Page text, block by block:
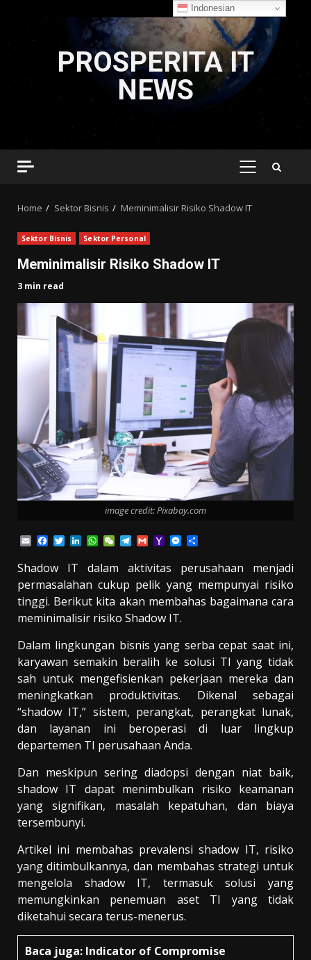
PROSPERITA IT
NEWS
PRIMARY
Home Sektor Bisnis Meminimalisir Risiko Shadow IT
Sektor Bisnis Sektor Personal
Meminimalisir Risiko Shadow IT
3 min read
image credit: Pixabay.com
EmailFacebook
TwitterLinkedIn
WhatsApp
WeChatTelegram
GmailYahooMessenger
Shadow IT dalam aktivitas perusahaan menjadi
permasalahan cukup pelik yang mempunyai risiko
tinggi. Berikut kita akan membahas bagaimana cara
meminimalisir risiko Shadow IT.
Dalam lingkungan bisnis yang serba cepat saat ini,
karyawan semakin beralih ke solusi TI yang tidak
sah untuk mengefisienkan pekerjaan mereka dan
meningkatkan produktivitas. Dikenal sebagai
“shadow IT,” sistem, perangkat, perangkat lunak,
dan layanan ini beroperasi di luar lingkup
departemen TI perusahaan Anda.
Dan meskipun sering diadopsi dengan niat baik,
shadow IT dapat menimbulkan risiko keamanan
yang signifikan, masalah kepatuhan, dan biaya
tersembunyi.
Artikel ini membahas prevalensi shadow IT, risiko
yang ditimbulkannya, dan membahas strategi untuk
mengelola shadow IT, termasuk solusi yang
memungkinkan penemuan aset TI yang tidak
diketahui secara terus-menerus.
Baca juga: Indicator of Compromise
Indonesian